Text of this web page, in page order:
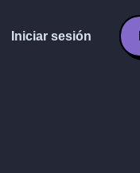
Iniciar sesión